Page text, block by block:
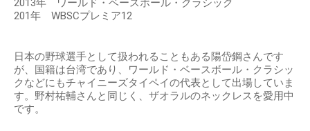
2013年 ワールド・ベースボール・クラシック
201年 WBSCプレミア12
日本の野球選手として扱われることもある陽岱鋼さんです
が、国籍は台湾であり、ワールド・ベースボール・クラシッ
クなどにもチャイニーズタイペイの代表として出場していま
す。野村祐輔さんと同じく、ザオラルのネックレスを愛用中
です。